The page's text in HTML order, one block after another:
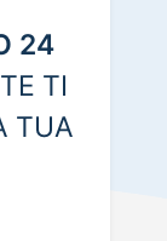
24
TI
TUA